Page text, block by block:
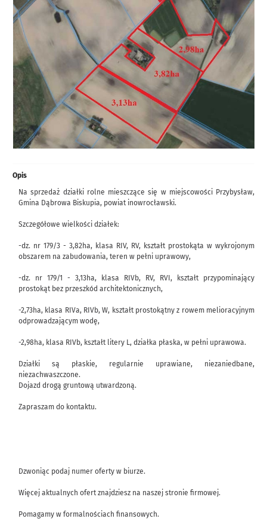
Opis
Na sprzedaż działki rolne mieszczące się w miejscowości Przybysław,
Gmina Dąbrowa Biskupia, powiat inowrocławski.
Szczegółowe wielkości działek:
-dz. nr 179/3 - 3,82ha, klasa RIV, RV, kształt prostokąta w wykrojonym
obszarem na zabudowania, teren w pełni uprawowy,
-dz. nr 179/1 - 3,13ha, klasa RIVb, RV, RVI, kształt przypominający
prostokąt bez przeszkód architektonicznych,
-2,73ha, klasa RIVa, RIVb, W, kształt prostokątny z rowem melioracyjnym
odprowadzającym wodę,
-2,98ha, klasa RIVb, kształt litery L, działka płaska, w pełni uprawowa.
Działki są płaskie, regularnie uprawiane, niezaniedbane,
niezachwaszczone.
Dojazd drogą gruntową utwardzoną.
Zapraszam do kontaktu.
Dzwoniąc podaj numer oferty w biurze.
Więcej aktualnych ofert znajdziesz na naszej stronie firmowej.
Pomagamy w formalnościach finansowych.